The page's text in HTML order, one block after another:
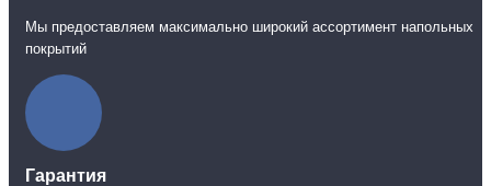
Мы предоставляем максимально широкий ассортимент напольных
покрытий
Гарантия